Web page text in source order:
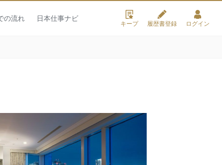
の流れ 日本仕事ナビ
キープ 履歴書登録 ログイン